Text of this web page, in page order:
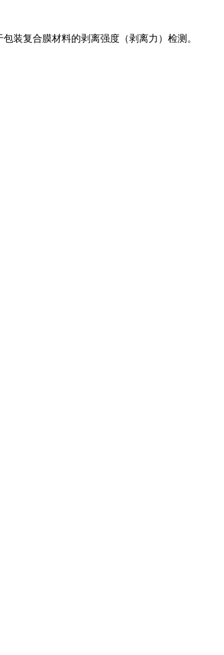
装复合膜材料的剥离强度（剥离力）检测。